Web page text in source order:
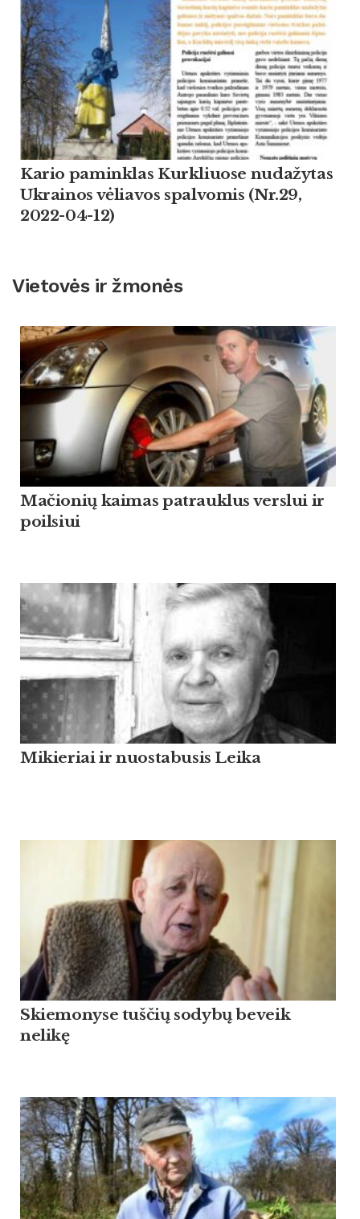
Kario paminklas Kurkliuose nudažytas
Ukrainos vėliavos spalvomis (Nr.29,
2022-04-12)
Vietovės ir žmonės
Mačionių kaimas patrauklus verslui ir
poilsiui
Mikieriai ir nuostabusis Leika
Skiemonyse tuščių sodybų beveik
nelikę